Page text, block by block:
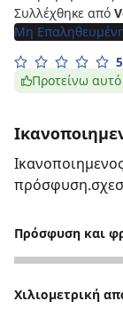
Συλλέχθηκε από
Μη Επαληθευμένη
Προτείνω
Πρόσφυση και
5
Χιλιομετρική